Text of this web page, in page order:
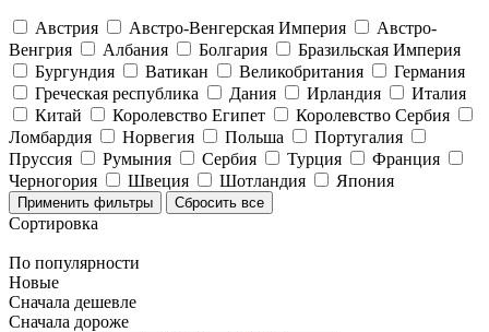
Австрия Австро-Венгерская Империя
Австро-
Венгрия
Албания Болгария
Бразильская Империя
Бургундия
Ватикан Великобритания
Германия
Греческая республика
Дания Ирландия
Италия
Китай
Королевство Египет
Королевство Сербия
Ломбардия
Норвегия Польша
Португалия
Пруссия
Румыния Сербия Турция
Франция
Черногория
Швеция Шотландия Япония
Применить фильтры Сбросить все
Сортировка
По популярности
Новые
Сначала дешевле
Сначала дороже